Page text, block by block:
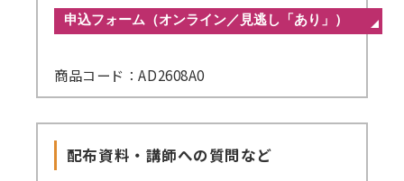
商品コード：AD2608A0
配布資料・講師への質問など